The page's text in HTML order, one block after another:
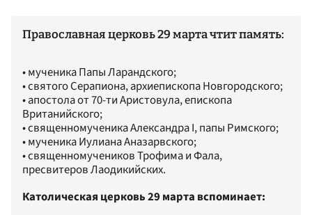
Православная церковь 29 марта чтит память:
• мученика Папы Ларандского;
• святого Серапиона, архиепископа Новгородского;
• апостола от 70-ти Аристовула, епископа
Вританийского;
• священномученика Александра I, папы Римского;
• мученика Иулиана Аназарвского;
• священномучеников Трофима и Фала,
пресвитеров Лаодикийских.
Католическая церковь 29 марта вспоминает: